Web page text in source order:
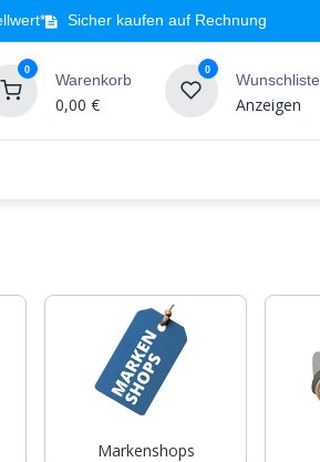
Sicher kaufen auf Rechnung
0
Warenkorb
0,00 €
0
Wunschliste
Anzeigen
Markenshops